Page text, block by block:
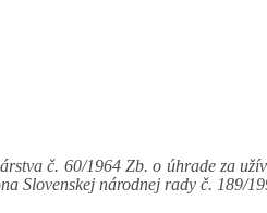
č. 60/1964 Zb. o úhrade za
Slovenskej národnej rady č. 189/